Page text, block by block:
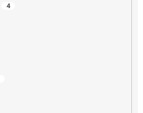
4